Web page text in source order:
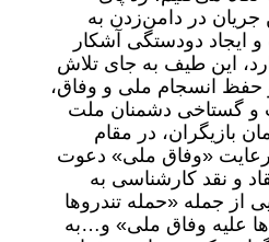
در دامن‌زدن به
و ایجاد دودستگی آشکار
این طیف به جای تلاش
حفظ انسجام ملی و وفاق،
و گستاخی دشمنان ملت
بازیگران، در مقام
رعایت «وفاق ملی» دعوت
و نقد کارشناسی به
از جمله «حمله تندرو‌ها
علیه وفاق ملی» و…به